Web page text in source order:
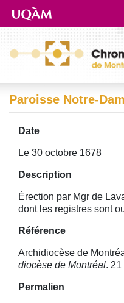
Aller directement au contenu
Paroisse Notre-
Date
Le 30 octobre 1678
Description
Érection par Mgr de
dont les registres sont
Référence
Archidiocèse de
diocèse de Montréal. 21
Permalien